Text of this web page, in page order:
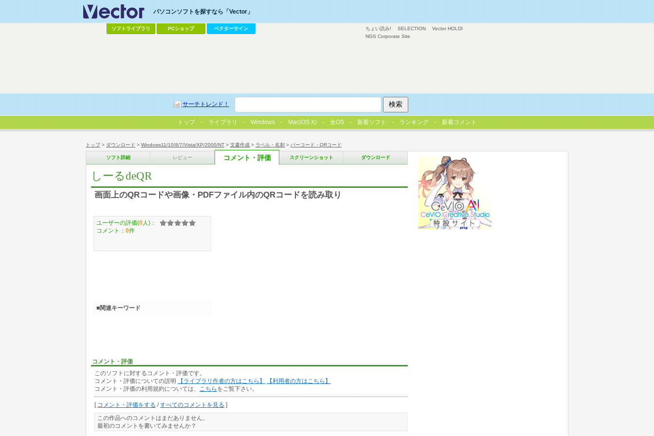
トップ> ダウンロード > Windows11/10/8/7/Vista/XP/2000/NT > 文書作成 > ラベル・名刺 > バーコード・QRコード
ソフト詳細 レビュー コメント・評価 スクリーンショット ダウンロード
しーるdeQR
画面上のQRコードや画像・PDFファイル内のQRコードを読み取り
コメント・評価
このソフトに対するコメント・評価です。
コメント・評価についての説明
【ライブラリ作者の方はこちら】
【利用者の方はこちら】
コメント・評価の利用規約については、
こちら をご覧下さい。
[ コメント・評価をする /すべてのコメントを見る ]
この作品へのコメントはまだありません。
最初のコメントを書いてみませんか？
ユーザーの評価(0 人)：
コメント： 0件
■関連キーワード
ちょい読み! SELECTION
Vector HOLDI
NGS Corporate Site
パソコンソフトを探すなら「Vector」
ソフトライブラリ PCショップ ベクターサイン
サーチトレンド！
トップ ライブラリ Windows Mac(OS X) 全OS 新着ソフト ランキング 新着コメント